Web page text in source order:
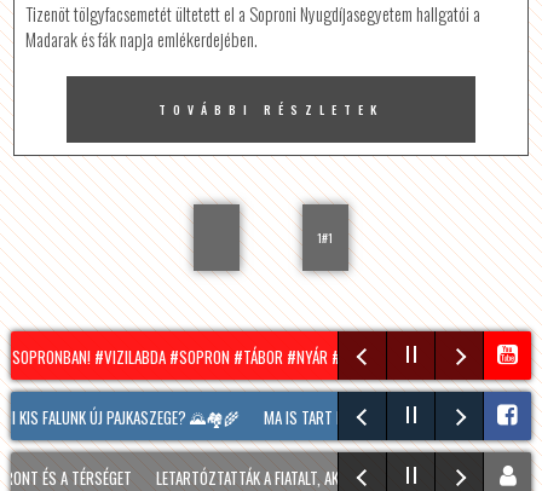
Tizenöt tölgyfacsemetét ültetett el a Soproni Nyugdíjasegyetem hallgatói a
Madarak és fák napja emlékerdejében.
TOVÁBBI RÉSZLETEK
1#1
#VIZILABDA #SOPRON #TÁBOR #NYÁR #SUMMER HÍRADÓ –
FALUNK ÚJ PAJKASZEGE? 🌄🏘️🌾 MA IS TART MÉG A SOPRONI BORÜNNEP, 20
ÉS A TÉRSÉGET LETARTÓZTATTÁK A FIATALT, AKI KIS HÍJÁN MEGÖLT EGY 28 ÉVES